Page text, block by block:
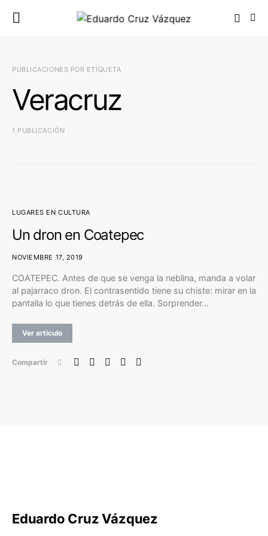
PUBLICACIONES POR ETIQUETA
Veracruz
1 PUBLICACIÓN
LUGARES EN CULTURA
Un dron en Coatepec
NOVIEMBRE 17, 2019
COATEPEC. Antes de que se venga la neblina, manda a volar
al pajarraco dron. El contrasentido tiene su chiste: mirar en la
pantalla lo que tienes detrás de ella. Sorprender…
Ver artículo
Compartir
Eduardo Cruz Vázquez